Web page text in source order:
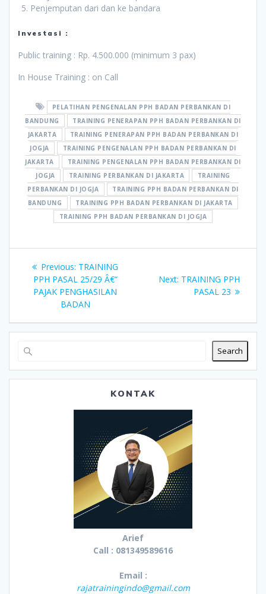
Penjemputan dari dan ke bandara
Investasi :
Public training : Rp. 4.500.000 (minimum 3 pax)
In House Training : on Call
PELATIHAN PENGENALAN PPH BADAN PERBANKAN DI
BANDUNG
TRAINING PENERAPAN PPH BADAN PERBANKAN DI
JAKARTA
TRAINING PENERAPAN PPH BADAN PERBANKAN DI
JOGJA
TRAINING PENGENALAN PPH BADAN PERBANKAN DI
JAKARTA
TRAINING PENGENALAN PPH BADAN PERBANKAN DI
JOGJA
TRAINING PERBANKAN DI JAKARTA
TRAINING
PERBANKAN DI JOGJA
TRAINING PPH BADAN PERBANKAN DI
BANDUNG
TRAINING PPH BADAN PERBANKAN DI JAKARTA
TRAINING PPH BADAN PERBANKAN DI JOGJA
Post
navigation
Previous: Previous
post:
TRAINING
PPH PASAL 25/29 Â€“
PAJAK PENGHASILAN
BADAN
Next: Next
post:
TRAINING PPH
PASAL 23
Search
KONTAK
Arief
Call : 081349589616
Email :
rajatrainingindo@gmail.com